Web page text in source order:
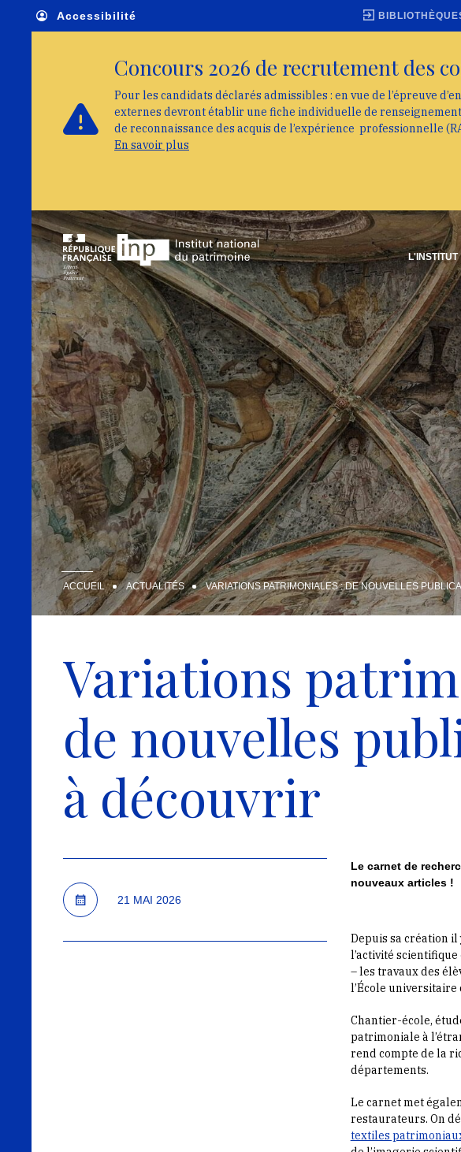
L'INSTITUT
Accessibilité
Concours 2026 de recrutement des
Pour les candidats déclarés admissibles : en vue de l’épreuve
externes devront établir une fiche individuelle de
de reconnaissance des acquis de l’expérience professionnelle
En savoir plus
ACCUEIL ACTUALITÉS VARIATIONS PATRIMONIALES : DE NOUVELLES
Variations
de nouvelles
à découvrir
21 MAI 2026
Le carnet de
nouveaux articles !
Depuis sa création il
l’activité
– les travaux des
l’École universitaire
Chantier-école,
patrimoniale à
rend compte de la
départements.
Le carnet met
restaurateurs. On
textiles